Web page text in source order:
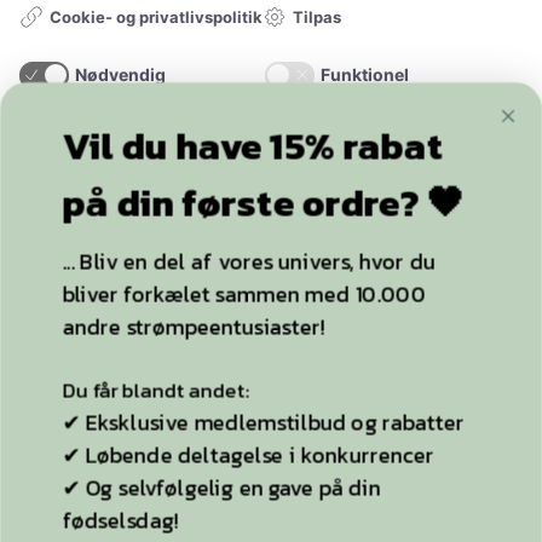
YDERLIGERE INFO
Plussize
Selvsiddende strømper
Ideen til StyleLegs
Cookie- og privatlivspolitik Tilpas
Nødvendig
Funktionel
KUN NØDVENDIGE
ACCEPTER ALLE OG LUK
Vil du have 15% rabat
på din første ordre? 🖤
... Bliv en del af vores univers, hvor du
bliver forkælet sammen med 10.000
andre strømpeentusiaster!
Du får blandt andet:
✔ Eksklusive medlemstilbud og rabatter
✔ Løbende deltagelse i konkurrencer
✔ Og selvfølgelig en gave på din
fødselsdag!